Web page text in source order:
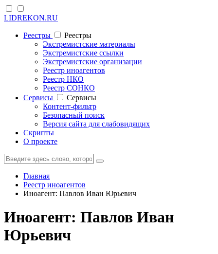
LIDREKON.RU
Реестры
Реестры
Экстремистские материалы
Экстремистские ссылки
Экстремистские организации
Реестр иноагентов
Реестр НКО
Реестр СОНКО
Cервисы
Cервисы
Контент-фильтр
Безопасный поиск
Версия сайта для слабовидящих
Скрипты
О проекте
Главная
Реестр иноагентов
Иноагент: Павлов Иван Юрьевич
Иноагент: Павлов Иван
Юрьевич